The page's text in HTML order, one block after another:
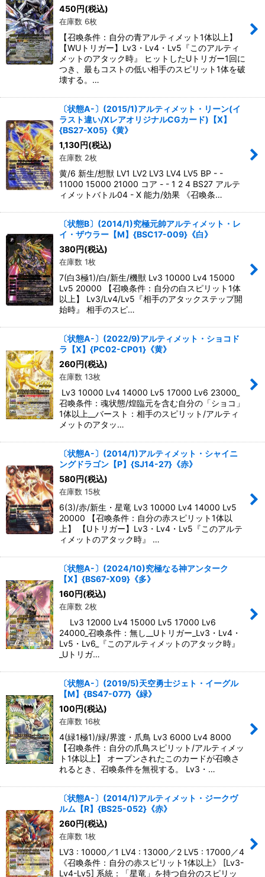
450 円(税込)
在庫数 6枚
【召喚条件：自分の青アルティメット1体以上】
【WUトリガー】Lv3・Lv4・Lv5『このアルティ
メットのアタック時』 ヒットしたUトリガー1回に
つき、最もコストの低い相手のスピリット1体を破
壊する。…
〔状態A-〕(2015/1)アルティメット・リーン(イ
ラスト違い/XレアオリジナルCGカード)【X】
{BS27-X05}《黄》
1,130 円(税込)
在庫数 2枚
黄/6 新生/想獣 LV1 LV2 LV3 LV4 LV5 BP - -
11000 15000 21000 コア - - 1 2 4 BS27 アルテ
ィメットバトル04 - X 能力/効果 《召喚条…
〔状態B〕(2014/1)究極元帥アルティメット・レ
イ・ザウラー【M】{BSC17-009}《白》
380 円(税込)
在庫数 1枚
7(白3極1)/白/新生/機獣 Lv3 10000 Lv4 15000
Lv5 20000 【召喚条件：自分の白スピリット1体
以上】 Lv3/Lv4/Lv5『相手のアタックステップ開
始時』 相手のスピ…
〔状態A-〕(2022/9)アルティメット・ショコド
ラ【X】{PC02-CP01}《黄》
260 円(税込)
在庫数 13枚
Lv3 10000 Lv4 14000 Lv5 17000 Lv6 23000_
召喚条件：魂状態/煌臨元を含む自分の「ショコ」
1体以上__バースト：相手のスピリット/アルティ
メットのアタッ…
〔状態A-〕(2014/1)アルティメット・シャイニ
ングドラゴン【P】{SJ14-27}《赤》
580 円(税込)
在庫数 15枚
6(3)/赤/新生・星竜 Lv3 10000 Lv4 14000 Lv5
20000 【召喚条件：自分の赤スピリット1体以
上】 【Uトリガー】Lv3・Lv4・Lv5『このアルテ
ィメットのアタック時』 …
〔状態A-〕(2024/10)究極なる神アンターク
【X】{BS67-X09}《多》
160 円(税込)
在庫数 2枚
Lv3 12000 Lv4 15000 Lv5 17000 Lv6
24000_召喚条件：無し__Uトリガー_Lv3・Lv4・
Lv5・Lv6_『このアルティメットのアタック時』
_Uトリガ…
〔状態A-〕(2019/5)天空勇士ジェト・イーグル
【M】{BS47-077}《緑》
100 円(税込)
在庫数 16枚
4(緑1極1)/緑/界渡・爪鳥 Lv3 6000 Lv4 8000
【召喚条件：自分の爪鳥スピリット/アルティメッ
ト1体以上】 オープンされたこのカードが召喚さ
れるとき、召喚条件を無視する。 Lv3・…
〔状態A-〕(2014/1)アルティメット・ジークヴ
ルム【R】{BS25-052}《赤》
260 円(税込)
在庫数 1枚
LV3 : 10000／1 LV4 : 13000／2 LV5 : 17000／4
《召喚条件：自分の赤スピリット1体以上》 [Lv3-
Lv4-Lv5] 系統：「星竜」を持つ自分のスピリッ